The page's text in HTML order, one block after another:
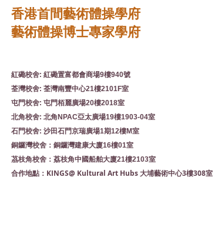
香港首間藝術體操學府
藝術體操博士專家學府
紅磡校舍: 紅磡置富都會商場9樓940號
荃灣校舍: 荃灣南豐中心21樓2101F室
屯門校舍: 屯門栢麗廣場20樓2018室
北角校舍: 北角NPAC亞太廣場19樓1903-04室
石門校舍: 沙田石門京瑞廣場1期12樓M室
銅鑼灣校舍：銅鑼灣建康大廈16樓01室
茘枝角校舍：荔枝角中國船舶大廈21樓2103室
合作地點： KINGS@ Kultural Art Hubs 大埔藝術中心3樓308室